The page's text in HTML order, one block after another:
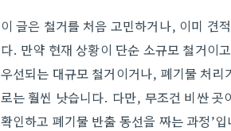
이 글은 철거를 처음 고민하거나, 이미 견
다. 만약 현재 상황이 단순 소규모 철거이
우선되는 대규모 철거이거나, 폐기물 처
로는 훨씬 낫습니다. 다만, 무조건 비싼 곳
확인하고 폐기물 반출 동선을 짜는 과정’